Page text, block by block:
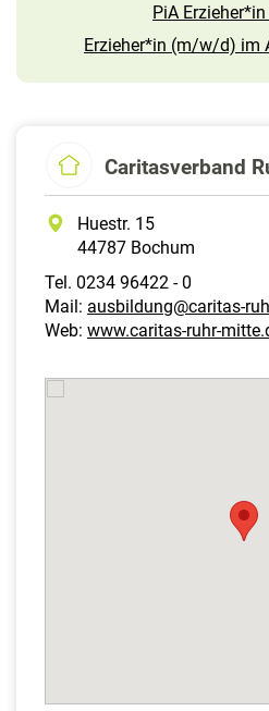
PiA
Erzieher*in (m/w/d) im
Caritasverband
Huestr. 15
44787 Bochum
Tel. 0234 96422 - 0
Mail: ausbildung@caritas-
Web: www.caritas-ruhr-